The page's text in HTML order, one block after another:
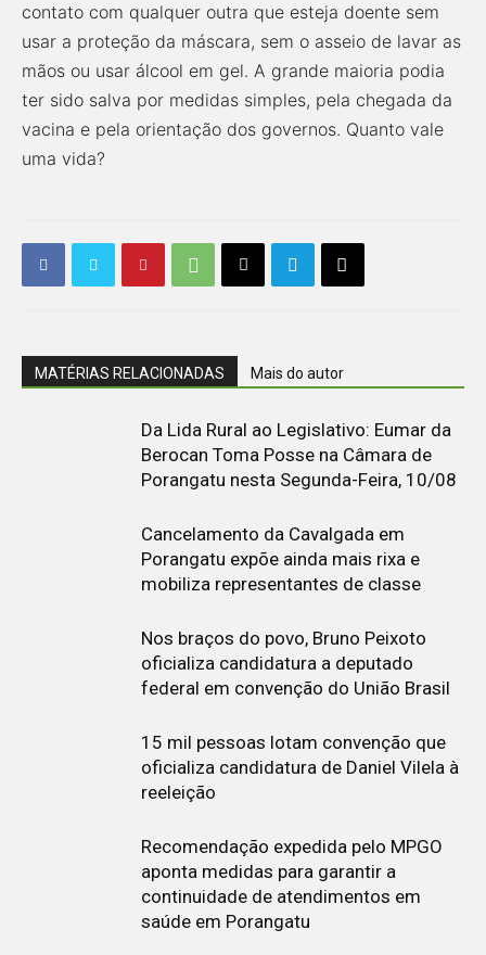
contato com qualquer outra que esteja doente sem
usar a proteção da máscara, sem o asseio de lavar as
mãos ou usar álcool em gel. A grande maioria podia
ter sido salva por medidas simples, pela chegada da
vacina e pela orientação dos governos. Quanto vale
uma vida?
MATÉRIAS RELACIONADAS Mais do autor
Da Lida Rural ao Legislativo: Eumar da
Berocan Toma Posse na Câmara de
Porangatu nesta Segunda-Feira, 10/08
Cancelamento da Cavalgada em
Porangatu expõe ainda mais rixa e
mobiliza representantes de classe
Nos braços do povo, Bruno Peixoto
oficializa candidatura a deputado
federal em convenção do União Brasil
15 mil pessoas lotam convenção que
oficializa candidatura de Daniel Vilela à
reeleição
Recomendação expedida pelo MPGO
aponta medidas para garantir a
continuidade de atendimentos em
saúde em Porangatu